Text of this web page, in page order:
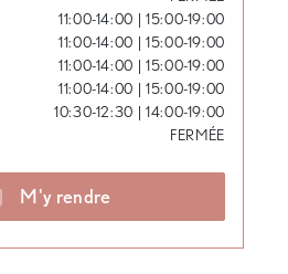
11:00-14:00 | 15:00-19:00
11:00-14:00 | 15:00-19:00
11:00-14:00 | 15:00-19:00
11:00-14:00 | 15:00-19:00
10:30-12:30 | 14:00-19:00
FERMÉE
M'y rendre